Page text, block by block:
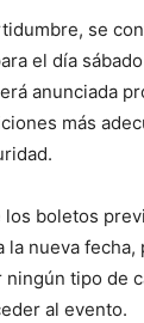
se
el día
anunciada
más
los boletos
la nueva
ningún tipo de
al evento.